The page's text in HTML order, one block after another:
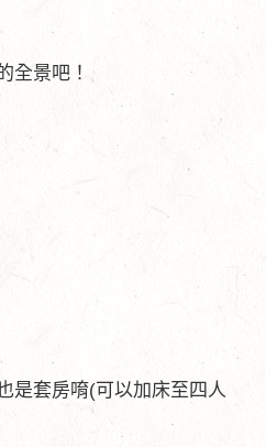
全景吧！
是套房唷(可以加床至四人